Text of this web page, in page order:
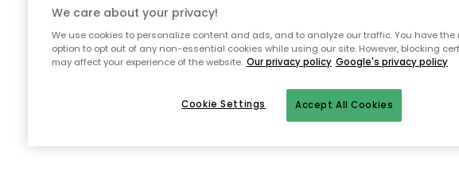
Gerbera Design står for håndlavet keramik, der kombinerer middelhavets
farverigt svensk design.
Alle varemærker
We care about your privacy!
We use cookies to personalize content and ads, and to analyze our traffic. You have
option to opt out of any non-essential cookies while using our site. However, blocking
may affect your experience of the website. Our privacy policy Google's privacy policy
Accept All Cookies
Cookie Settings